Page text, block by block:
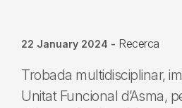
22 January 2024 - Recerca
Trobada multidisciplinar,
Unitat Funcional d’Asma,